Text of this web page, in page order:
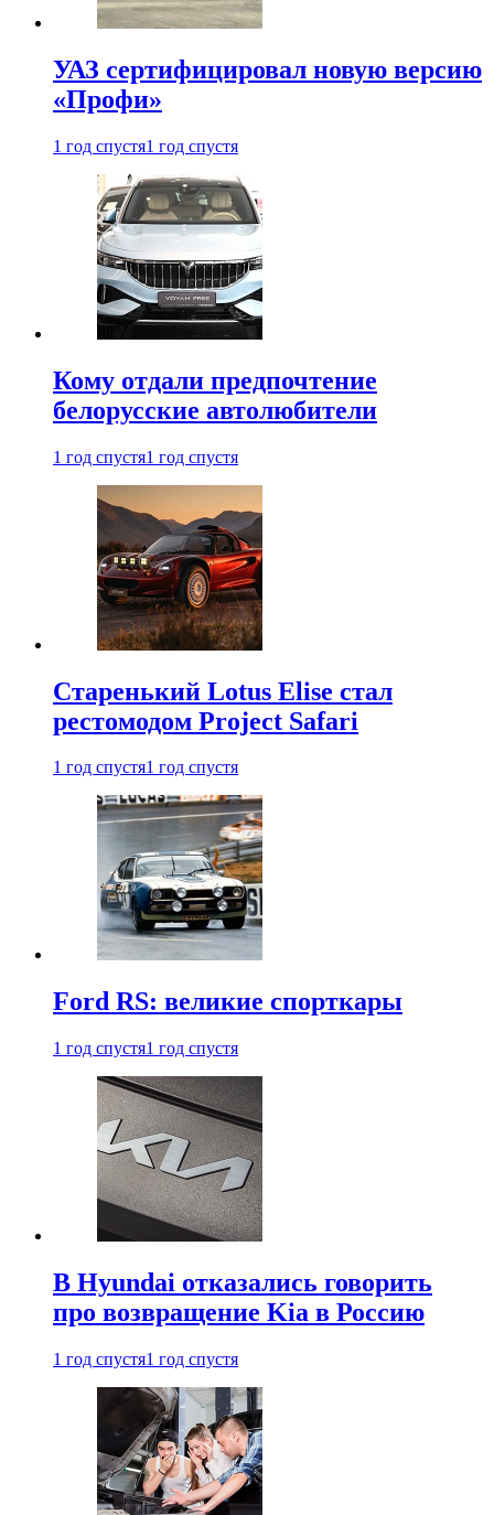
УАЗ сертифицировал новую версию
«Профи»
1 год спустя1 год спустя
Кому отдали предпочтение
белорусские автолюбители
1 год спустя1 год спустя
Старенький Lotus Elise стал
рестомодом Project Safari
1 год спустя1 год спустя
Ford RS: великие спорткары
1 год спустя1 год спустя
В Hyundai отказались говорить
про возвращение Kia в Россию
1 год спустя1 год спустя